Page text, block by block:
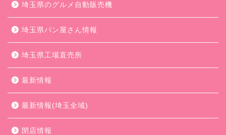
埼玉県のグルメ自動販売機
埼玉県パン屋さん情報
埼玉県工場直売所
最新情報
最新情報(埼玉全域)
閉店情報